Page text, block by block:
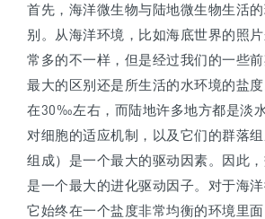
首先，海洋微生物与陆地微生物生活
别。从海洋环境，比如海底世界的照
常多的不一样，但是经过我们的一些
最大的区别还是所生活的水环境的盐
在30‰左右，而陆地许多地方都是淡
对细胞的适应机制，以及它们的群落
组成） 是一个最大的驱动因素。因此
是一个最大的进化驱动因子。对于海
它始终在一个盐度非常均衡的环境里